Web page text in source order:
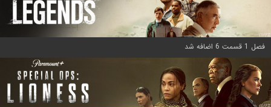
فصل 1 قسمت 6 اضافه شد